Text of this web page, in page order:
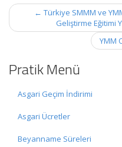
Post
navigation
← Türkiye SMMM ve
Geliştirme Eğitimi
YMM
Pratik Menü
Asgari Geçim İndirimi
Asgari Ücretler
Beyanname Süreleri